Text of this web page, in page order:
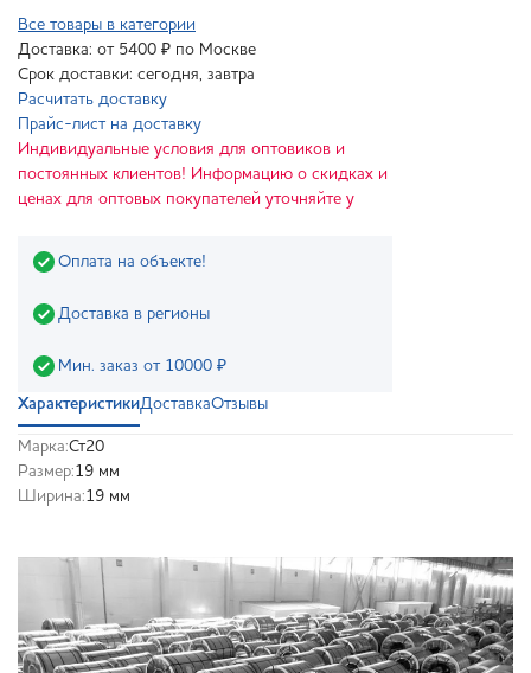
Все товары в категории
Доставка: от 5400 ₽ по Москве
Срок доставки: сегодня, завтра
Расчитать доставку
Прайс-лист на доставку
Индивидуальные условия для оптовиков и
постоянных клиентов! Информацию о скидках и
ценах для оптовых покупателей уточняйте у
Оплата на объекте!
Доставка в регионы
Мин. заказ от 10000 ₽
ХарактеристикиДоставкаОтзывы
Марка:Ст20
Размер:19 мм
Ширина:19 мм